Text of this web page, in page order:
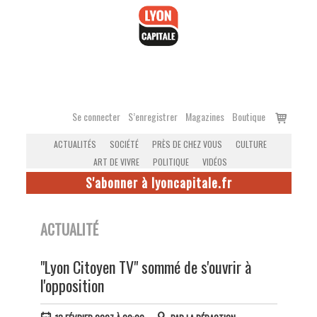
Se connecter S’enregistrer Magazines Boutique
Voir
ACTUALITÉS SOCIÉTÉ PRÈS DE CHEZ VOUS
CULTURE
ART DE VIVRE
POLITIQUE VIDÉOS
S'abonner à lyoncapitale.fr
ACTUALITÉ
"Lyon Citoyen TV" sommé de s'ouvrir à
l'opposition